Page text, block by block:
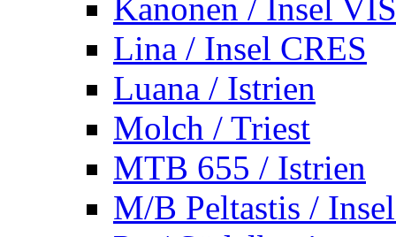
Kanonen / Insel VIS
Lina / Insel CRES
Luana / Istrien
Molch / Triest
MTB 655 / Istrien
M/B Peltastis /